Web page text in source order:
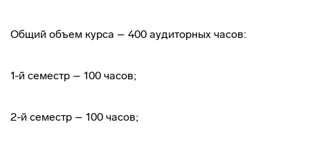
Общий объем курса – 400 аудиторных часов:
1-й семестр – 100 часов;
2-й семестр – 100 часов;